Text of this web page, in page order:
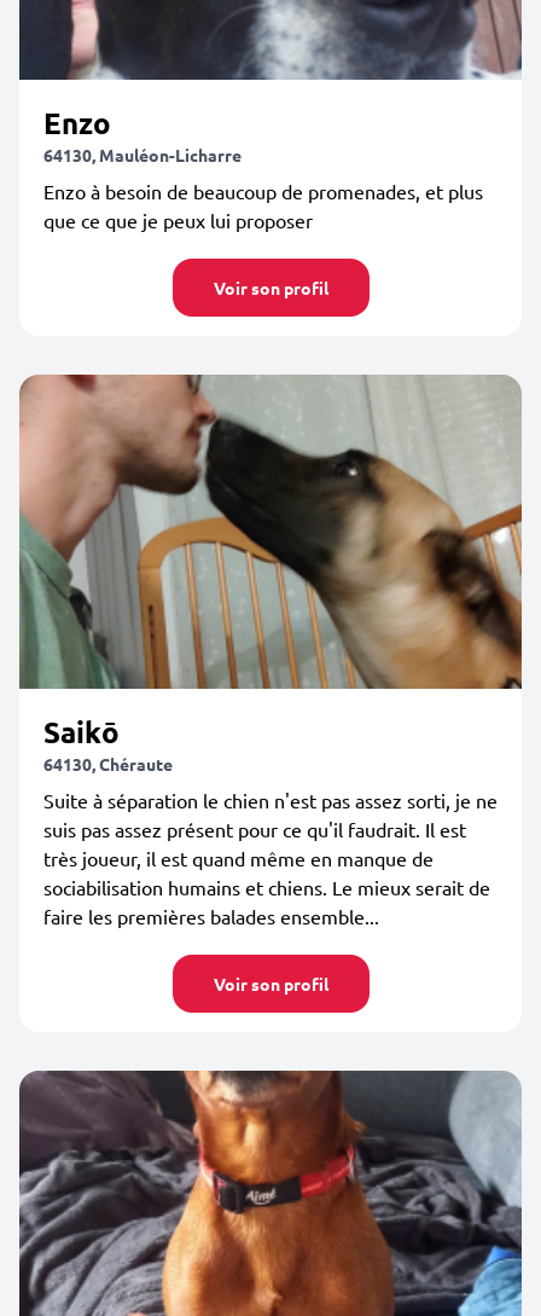
Enzo
64130, Mauléon-Licharre
Enzo à besoin de beaucoup de promenades, et plus
que ce que je peux lui proposer
Voir son profil
Saikō
64130, Chéraute
Suite à séparation le chien n'est pas assez sorti, je ne
suis pas assez présent pour ce qu'il faudrait. Il est
très joueur, il est quand même en manque de
sociabilisation humains et chiens. Le mieux serait de
faire les premières balades ensemble...
Voir son profil